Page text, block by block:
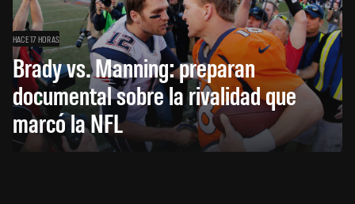
HACE 17 HORAS
Brady vs. Manning: preparan
documental sobre la rivalidad que
marcó la NFL